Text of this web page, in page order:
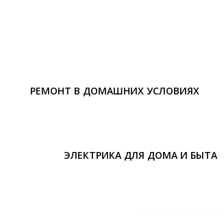
РЕМОНТ В ДОМАШНИХ УСЛОВИЯХ
ЭЛЕКТРИКА ДЛЯ ДОМА И БЫТА